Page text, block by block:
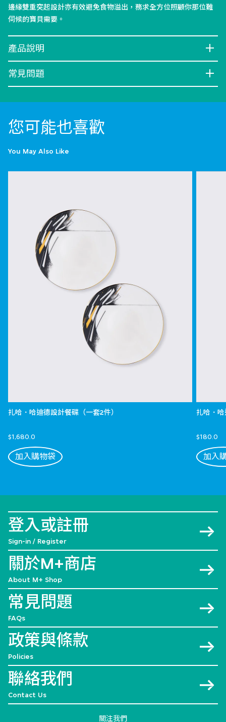
邊緣雙重突起設計亦有效避免食物溢出，務求全方位照顧你那位難
伺候的寶貝需要。
產品說明
常見問題
您可能也喜歡
You May Also Like
扎哈．哈迪德設計餐碟（一套2件）
$1,680.0
加入購物袋
扎哈．
$180.0
加入
登入或註冊
Sign-in / Register
關於M+商店
About M+ Shop
常見問題
FAQs
政策與條款
Policies
聯絡我們
Contact Us
關注我們